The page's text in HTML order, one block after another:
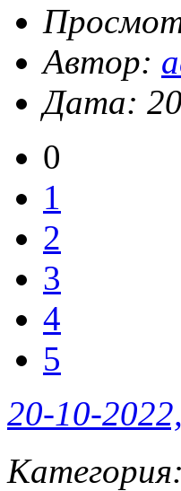
Автор:
Дата:
0
1
2
3
4
5
20-10-
Категория: